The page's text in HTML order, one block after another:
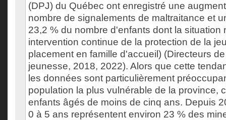
(DPJ) du Québec ont enregistré une
nombre de signalements de maltraitance et
23,2 % du nombre d'enfants dont la situation
intervention continue de la protection de la
placement en famille d'accueil) (Directeurs
jeunesse, 2018, 2022). Alors que cette
les données sont particulièrement
population la plus vulnérable de la province,
enfants âgés de moins de cinq ans. Depuis
0 à 5 ans représentent environ 23 % des